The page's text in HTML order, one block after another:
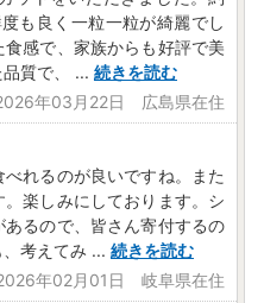
も良く一粒一粒が綺麗でし
感で、家族からも好評で美
質で、
... 続きを読む
年03月22日 広島県在住
れるのが良いですね。また
楽しみにしております。シ
るので、皆さん寄付するの
考えてみ ... 続きを読む
年02月01日 岐阜県在住